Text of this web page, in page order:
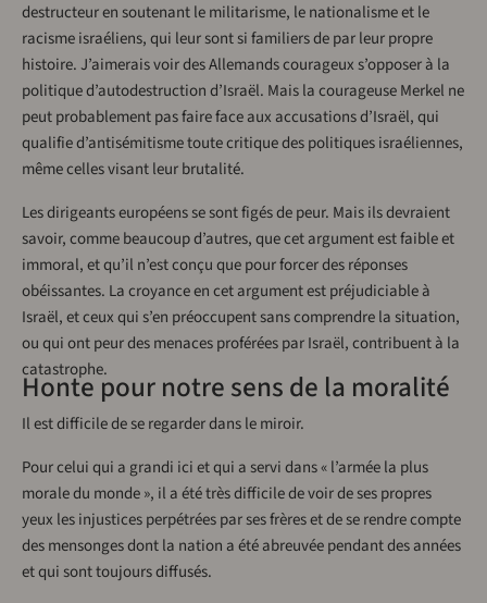
destructeur en soutenant le militarisme, le nationalisme et le
racisme israéliens, qui leur sont si familiers de par leur propre
histoire. J’aimerais voir des Allemands courageux s’opposer à la
politique d’autodestruction d’Israël. Mais la courageuse Merkel ne
peut probablement pas faire face aux accusations d’Israël, qui
qualifie d’antisémitisme toute critique des politiques israéliennes,
même celles visant leur brutalité.
Les dirigeants européens se sont figés de peur. Mais ils devraient
savoir, comme beaucoup d’autres, que cet argument est faible et
immoral, et qu’il n’est conçu que pour forcer des réponses
obéissantes. La croyance en cet argument est préjudiciable à
Israël, et ceux qui s’en préoccupent sans comprendre la situation,
ou qui ont peur des menaces proférées par Israël, contribuent à la
catastrophe.
Honte pour notre sens de la moralité
Il est difficile de se regarder dans le miroir.
Pour celui qui a grandi ici et qui a servi dans « l’armée la plus
morale du monde », il a été très difficile de voir de ses propres
yeux les injustices perpétrées par ses frères et de se rendre compte
des mensonges dont la nation a été abreuvée pendant des années
et qui sont toujours diffusés.